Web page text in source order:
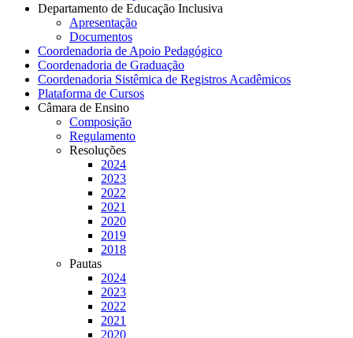
Departamento de Educação Inclusiva
Apresentação
Documentos
Coordenadoria de Apoio Pedagógico
Coordenadoria de Graduação
Coordenadoria Sistêmica de Registros Acadêmicos
Plataforma de Cursos
Câmara de Ensino
Composição
Regulamento
Resoluções
2024
2023
2022
2021
2020
2019
2018
Pautas
2024
2023
2022
2021
2020